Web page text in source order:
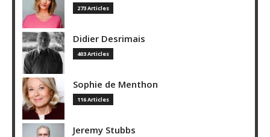
273 Articles
Didier Desrimais
403 Articles
Sophie de Menthon
116 Articles
Jeremy Stubbs